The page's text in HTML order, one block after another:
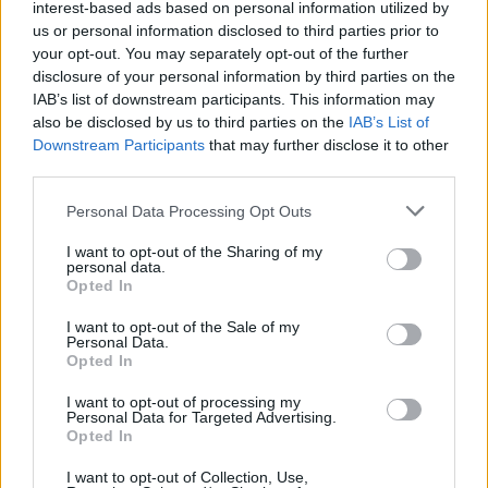
interest-based ads based on personal information utilized by
us or personal information disclosed to third parties prior to
your opt-out. You may separately opt-out of the further
disclosure of your personal information by third parties on the
IAB’s list of downstream participants. This information may
also be disclosed by us to third parties on the IAB’s List of
Downstream Participants that may further disclose it to other
Please note that this website/app uses one or more Google
not limited to your visit or usage behaviour. You may click to
grant or deny consent to Google and its third-party tags to
use your data for below specified purposes in below Google
consent section.
Personal Data Processing Opt Outs
I want to opt-out of the Sharing of my
personal data.
Opted In
I want to opt-out of the Sale of my
Personal Data.
Opted In
I want to opt-out of processing my
Personal Data for Targeted Advertising.
Opted In
I want to opt-out of Collection, Use,
képviseli, hanem egy másik kultúrát, másik
operavilágot, amelyben a primadonna nem valami
megfogható, hanem mint valami királynő,
érinthetetlen, emberek fölötti, más dimenzióból
érkezett lény.
Közben meg mindennek ott volt a másik oldala,a
természetes, egyszerű és emberi, ahogy beszélt a
rajongókkal az öltözőben, ahogy elmesélte, hogy
ülni a repülőgép lépcsőjére az érkezéskor adott
interjúkhoz. Nem tudom, melyik Caballé az igazi,
akit idegesít, ha énekelnek), amikor az Adriana
Lecouvreur során Carreras véletlenül kiszedi a
fülbevalót Adriana füléből, az becsúszik a
dekoltázsba, a tenor meglepő természetességgel
nyúl utána, és mosolyognak mindketten. Az élet
vidám, még az operaélet is. Csak ez a rohadék halál
ne volna.